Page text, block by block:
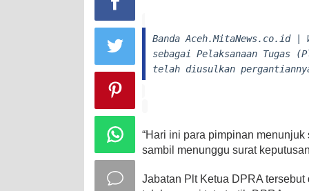
Banda Aceh.MitaNews.co.id
sebagai Pelaksanaan Tugas
telah diusulkan
“Hari ini para pimpinan
sambil menunggu surat
Jabatan Plt Ketua DPRA